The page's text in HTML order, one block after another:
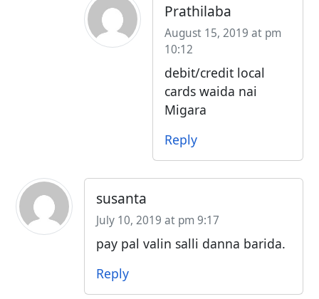
Prathilaba
August 15, 2019 at pm
10:12
debit/credit local
cards waida nai
Migara
Reply
susanta
July 10, 2019 at pm 9:17
pay pal valin salli danna barida.
Reply